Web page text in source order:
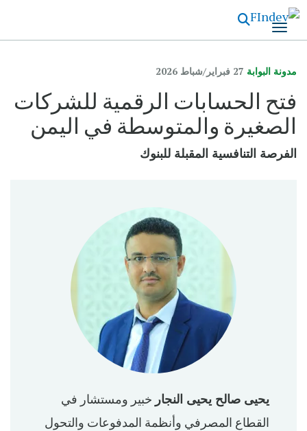
الرئيسي
مدونة البوابة 27 فبراير/شباط 2026
فتح الحسابات الرقمية للشركات
الصغيرة والمتوسطة في اليمن
الفرصة التنافسية المقبلة للبنوك
يحيى صالح يحيى النجارخبير ومستشار في
القطاع المصرفي وأنظمة المدفوعات والتحول